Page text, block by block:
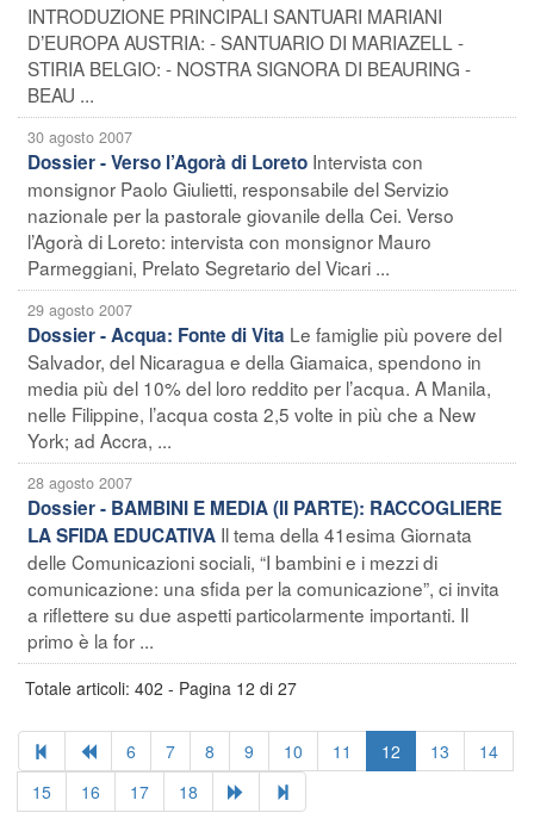
INTRODUZIONE PRINCIPALI SANTUARI MARIANI
D’EUROPA AUSTRIA: - SANTUARIO DI MARIAZELL -
STIRIA BELGIO: - NOSTRA SIGNORA DI BEAURING -
BEAU ...
30 agosto 2007
Dossier - Verso l’Agorà di Loreto Intervista con
monsignor Paolo Giulietti, responsabile del Servizio
nazionale per la pastorale giovanile della Cei. Verso
l’Agorà di Loreto: intervista con monsignor Mauro
Parmeggiani, Prelato Segretario del Vicari ...
29 agosto 2007
Dossier - Acqua: Fonte di Vita Le famiglie più povere del
Salvador, del Nicaragua e della Giamaica, spendono in
media più del 10% del loro reddito per l’acqua. A Manila,
nelle Filippine, l’acqua costa 2,5 volte in più che a New
York; ad Accra, ...
28 agosto 2007
Dossier - BAMBINI E MEDIA (II PARTE): RACCOGLIERE
LA SFIDA EDUCATIVA Il tema della 41esima Giornata
delle Comunicazioni sociali, “I bambini e i mezzi di
comunicazione: una sfida per la comunicazione”, ci invita
a riflettere su due aspetti particolarmente importanti. Il
primo è la for ...
Totale articoli: 402 - Pagina 12 di 27
6 7 8 9 10 11 12 13
14
15
16 17 18